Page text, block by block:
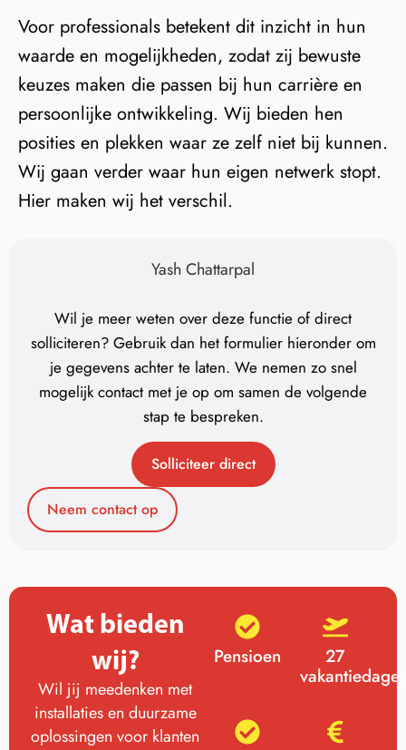
Voor professionals betekent dit inzicht in hun
waarde en mogelijkheden, zodat zij bewuste
keuzes maken die passen bij hun carrière en
persoonlijke ontwikkeling. Wij bieden hen
posities en plekken waar ze zelf niet bij kunnen.
Wij gaan verder waar hun eigen netwerk stopt.
Hier maken wij het verschil.
Yash Chattarpal
Wil je meer weten over deze functie of direct
solliciteren? Gebruik dan het formulier hieronder om
je gegevens achter te laten. We nemen zo snel
mogelijk contact met je op om samen de volgende
stap te bespreken.
Solliciteer direct
Neem contact op
Wat bieden
wij?
Wil jij meedenken met
installaties en duurzame
oplossingen voor klanten
Pensioen
27